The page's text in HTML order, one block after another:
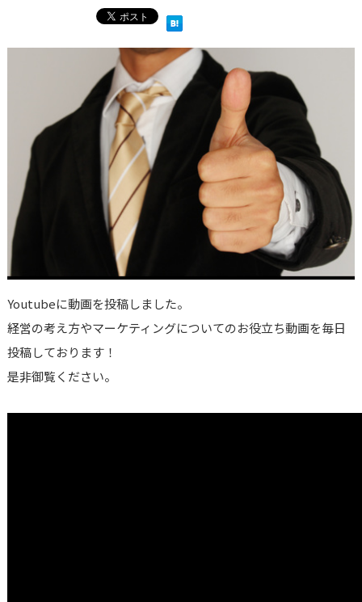
Youtubeに動画を投稿しました。
経営の考え方やマーケティングについてのお役立ち動画を毎日
投稿しております！
是非御覧ください。